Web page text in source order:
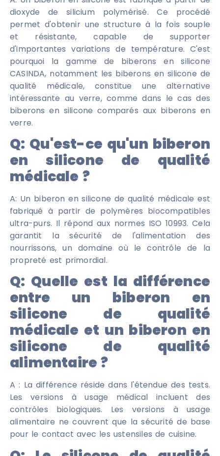
dioxyde de silicium polymérisé. Ce procédé
permet d'obtenir une structure à la fois souple
et résistante, capable de supporter
d'importantes variations de température. C'est
pourquoi la gamme de biberons en silicone
CASINDA, notamment les biberons en silicone de
qualité médicale, constitue une alternative
intéressante au verre, comme dans le cas des
biberons en silicone comparés aux biberons en
verre.
Q: Qu'est-ce qu'un biberon
en silicone de qualité
médicale ?
A: Un biberon en silicone de qualité médicale est
fabriqué à partir de polymères biocompatibles
ultra-purs. Il répond aux normes ISO 10993. Cela
garantit la sécurité de l'alimentation des
nourrissons, un domaine où le contrôle de la
propreté est primordial.
Q: Quelle est la différence
entre un biberon en
silicone de qualité
médicale et un biberon en
silicone de qualité
alimentaire ?
A : La différence réside dans l'étendue des tests.
Les versions à usage médical incluent des
contrôles biologiques. Les versions à usage
alimentaire ne couvrent que la sécurité de base
pour le contact avec les ustensiles de cuisine.